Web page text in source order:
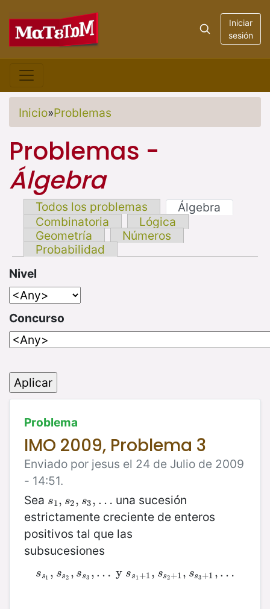
Iniciar
sesión
Inicio»Problemas
Problemas -
Álgebra
Todos los problemas
Álgebra
Combinatoria
Lógica
Geometría
Números
Probabilidad
Nivel
Concurso
Problema
IMO 2009, Problema 3
Enviado por jesus el 24 de Julio de 2009
- 14:51.
Sea s1, s2, s3, …
s1, s2,s3,…
una sucesión
estrictamente creciente de enteros
positivos tal que las
subsucesiones
ss1 , ss2 , ss3 , … y ss1+1, ss2+1, ss3+1 , …
ss 1, ss2 ,ss3, …y ss1+1, ss2+ 1 ,ss3+ 1 …